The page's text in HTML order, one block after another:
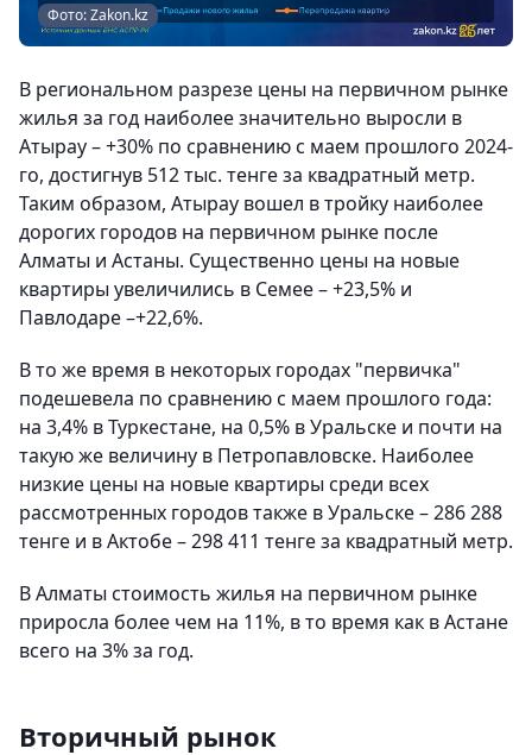
Фото: Zakon.kz
В региональном разрезе цены на первичном рынке
жилья за год наиболее значительно выросли в
Атырау – +30% по сравнению с маем прошлого 2024-
го, достигнув 512 тыс. тенге за квадратный метр.
Таким образом, Атырау вошел в тройку наиболее
дорогих городов на первичном рынке после
Алматы и Астаны. Существенно цены на новые
квартиры увеличились в Семее – +23,5% и
Павлодаре –+22,6%.
В то же время в некоторых городах "первичка"
подешевела по сравнению с маем прошлого года:
на 3,4% в Туркестане, на 0,5% в Уральске и почти на
такую же величину в Петропавловске. Наиболее
низкие цены на новые квартиры среди всех
рассмотренных городов также в Уральске – 286 288
тенге и в Актобе – 298 411 тенге за квадратный метр.
В Алматы стоимость жилья на первичном рынке
приросла более чем на 11%, в то время как в Астане
всего на 3% за год.
Вторичный рынок